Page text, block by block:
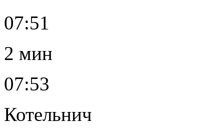
07:51
2 мин
07:53
Котельнич